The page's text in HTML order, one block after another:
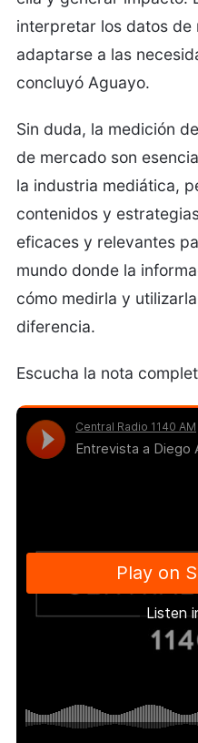
interpretar los datos de
adaptarse a las
concluyó Aguayo.
Sin duda, la medición
de mercado son
la industria mediática,
contenidos y
eficaces y relevantes
mundo donde la
cómo medirla y
diferencia.
Escucha la nota